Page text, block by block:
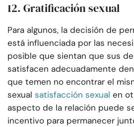
12. Gratificación sexual
Para algunos, la decisión de
está influenciada por las
posible que sientan que sus
satisfacen adecuadamente
que temen no encontrar el
sexual satisfacción sexual en
aspecto de la relación puede
incentivo para permanecer